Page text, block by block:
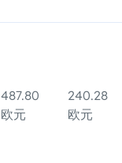
487.80
欧元
240.28
欧元